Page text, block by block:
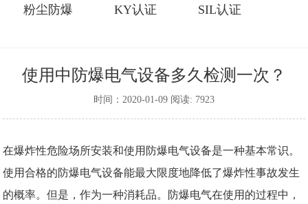
粉尘防爆 KY认证 SIL认证
使用中防爆电气设备多久检测一次？
时间：2020-01-09 阅读: 7923
在爆炸性危险场所安装和使用防爆电气设备是一种基本常识。
使用合格的防爆电气设备能最大限度地降低了爆炸性事故发生
的概率。但是，作为一种消耗品。防爆电气在使用的过程中，